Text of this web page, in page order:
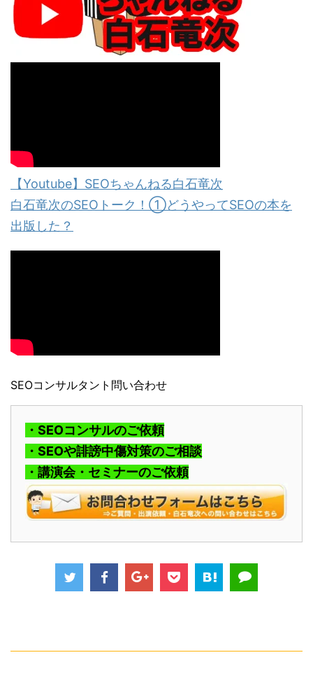
【Youtube】SEOちゃんねる白石竜次
白石竜次のSEOトーク！①どうやってSEOの本を
出版した？
SEOコンサルタント問い合わせ
・SEOコンサルのご依頼
・SEOや誹謗中傷対策のご相談
・講演会・セミナーのご依頼